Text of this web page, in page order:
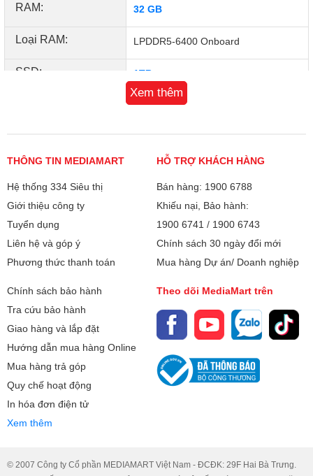
RAM: 32 GB
Loại RAM: LPDDR5-6400 Onboard
SSD: 1TB
14.0 inch
micro-edge
400nits
100% DCI-P3
UWVA
Corning® Gorilla® Glass NBT™
120Hz
edge-to-edge glass
Touch - Cảm ứng
0.2 ms response time
Chipset đồ họa:
Xem thêm
THÔNG TIN MEDIAMART
Hệ thống 334 Siêu thị
Giới thiệu công ty
Tuyển dụng
Liên hệ và góp ý
Phương thức thanh toán
HỖ TRỢ KHÁCH HÀNG
Bán hàng: 1900 6788
Khiếu nại, Bảo hành:
1900 6741 / 1900 6743
Chính sách 30 ngày đổi mới
Mua hàng Dự án/ Doanh nghiệp
Chính sách bảo hành
Tra cứu bảo hành
Giao hàng và lắp đặt
Hướng dẫn mua hàng Online
Mua hàng trả góp
Quy chế hoạt động
In hóa đơn điện tử
Xem thêm
Theo dõi MediaMart trên
© 2007 Công ty Cổ phần MEDIAMART Việt Nam - ĐCĐK: 29F Hai Bà Trưng.